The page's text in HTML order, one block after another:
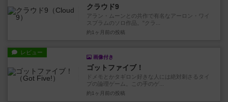
クラウド9
アラン・ムーンとの共作で有名なアーロン・ワイ
スブラムのソロ作品。"クラ...
約1ヶ月前 の投稿
レビュー
画像付き
ゴットファイブ！
ドメモとかタギロン好きな人には絶対刺さるタイ
プの論理ゲーム。この手のゲ...
約1ヶ月前 の投稿